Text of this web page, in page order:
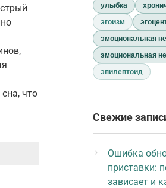
что
улыбка
эгоизм
эмоциональная
эмоциональная
эпилептоид
Свежие
Ошибка
приставки:
зависает и